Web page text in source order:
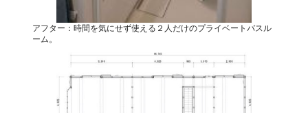
アフター：時間を気にせず使える２人だけのプライベートバスル
ーム。